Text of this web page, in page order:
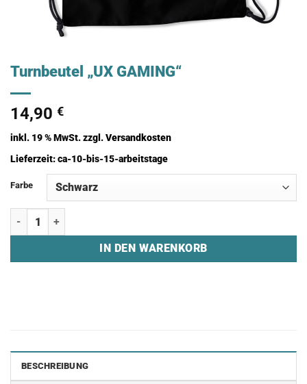
Turnbeutel „UX GAMING“
14,90 €
inkl. 19 % MwSt.zzgl.Versandkosten
Lieferzeit:ca-10-bis-15-arbeitstage
Farbe
Turnbeutel "UX GAMING" Menge
IN DEN WARENKORB
BESCHREIBUNG